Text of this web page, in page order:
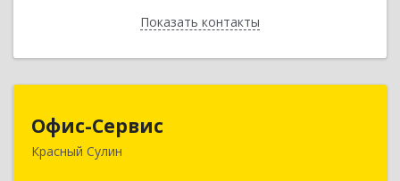
Показать контакты
Назад
Офис-Сервис
Красный Сулин
346350, Ростовская обл, р-н Красносулинский,